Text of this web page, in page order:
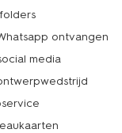
ontvangen
media